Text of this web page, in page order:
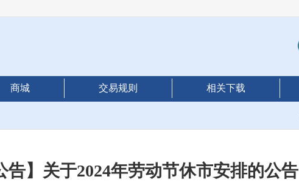
商城 交易规则 相关下载
告】关于2024年劳动节休市安排的公告